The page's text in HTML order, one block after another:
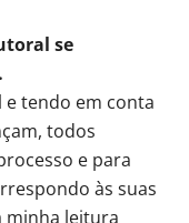
se
e tendo em conta
todos
e para
às suas
minha leitura